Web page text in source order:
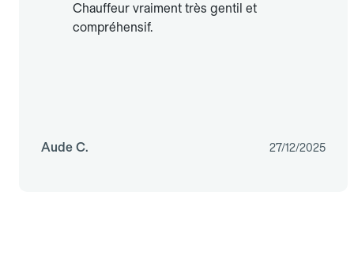
Chauffeur vraiment très gentil et
compréhensif.
Aude C. 27/12/2025